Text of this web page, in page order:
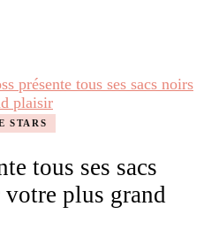
présente tous ses sacs noirs
plaisir
STARS
tous ses sacs
plus grand